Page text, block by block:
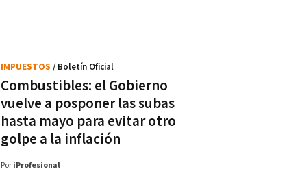
Combustibles: el Gobierno
vuelve a posponer las subas
hasta mayo para evitar otro
golpe a la inflación
IMPUESTOS / Boletín Oficial
Por iProfesional